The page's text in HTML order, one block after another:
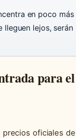
en poco
lleguen lejos,
para el
precios oficiales